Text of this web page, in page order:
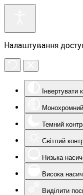
Налаштування
Інвертувати
Монохромний
Темний
Світлий
Низька
Висока
Виділити